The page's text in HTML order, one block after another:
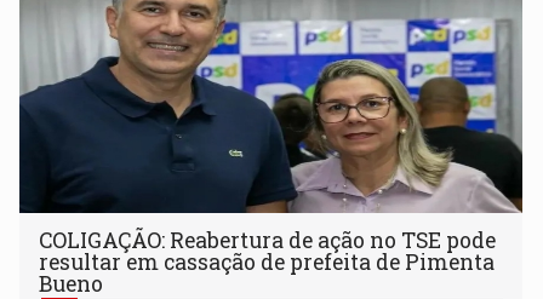
COLIGAÇÃO: Reabertura de ação no TSE pode
resultar em cassação de prefeita de Pimenta
Bueno